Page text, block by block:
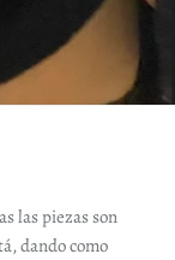
las piezas son
dando como